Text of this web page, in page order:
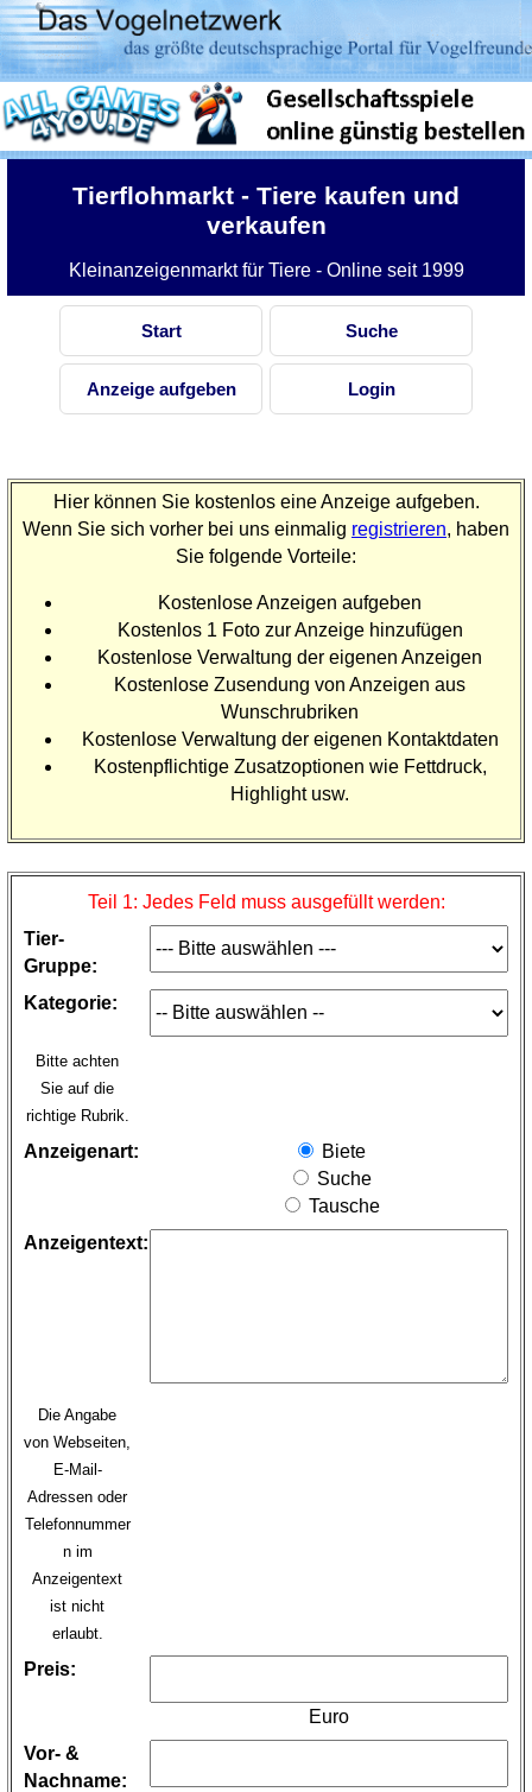
Tierflohmarkt - Tiere kaufen und
verkaufen
Kleinanzeigenmarkt für Tiere - Online seit 1999
Start Suche
Anzeige aufgeben Login
Hier können Sie kostenlos eine Anzeige aufgeben.
Wenn Sie sich vorher bei uns einmalig registrieren, haben
Sie folgende Vorteile:
Kostenlose Anzeigen aufgeben
Kostenlos 1 Foto zur Anzeige hinzufügen
Kostenlose Verwaltung der eigenen Anzeigen
Kostenlose Zusendung von Anzeigen aus
Wunschrubriken
Kostenlose Verwaltung der eigenen Kontaktdaten
Kostenpflichtige Zusatzoptionen wie Fettdruck,
Highlight usw.
Teil 1: Jedes Feld muss ausgefüllt werden:
Tier-
Gruppe:
Kategorie:
Bitte achten
Sie auf die
richtige Rubrik.
Anzeigenart:
Biete
Suche
Tausche
Anzeigentext:
Die Angabe
von Webseiten,
E-Mail-
Adressen oder
Telefonnummer
n im
Anzeigentext
ist nicht
erlaubt.
Preis:
Euro
Vor- &
Nachname: